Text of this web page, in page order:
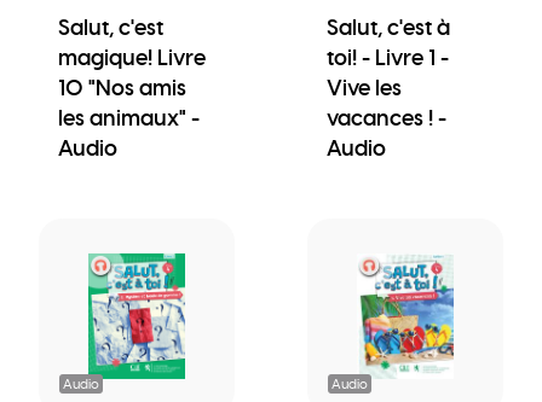
Salut, c'est
magique! Livre
10 "Nos amis
les animaux" -
Audio
Salut, c'est à
toi! - Livre 1 -
Vive les
vacances ! -
Audio
Audio Audio